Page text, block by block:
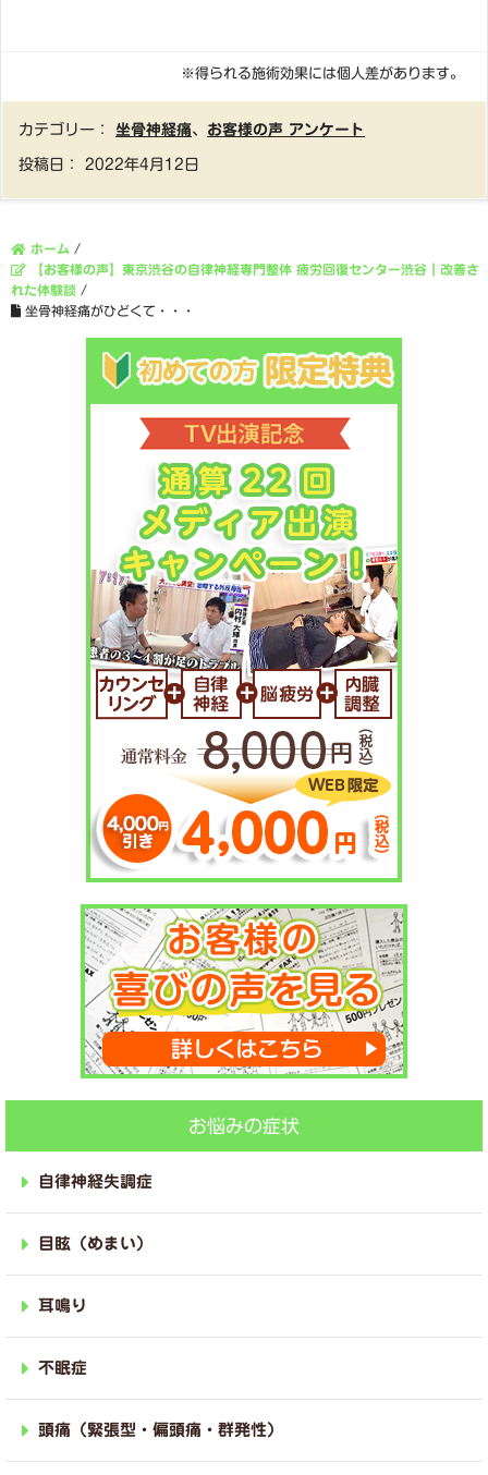
※得られる施術効果には個人差があります。
カテゴリー： 坐骨神経痛、 お客様の声 アンケート
投稿日： 2022年4月12日
ホーム /
【お客様の声】東京渋谷の自律神経専門整体 疲労回復センター渋谷｜改善さ
れた体験談 /
坐骨神経痛がひどくて・・・
お悩みの症状
自律神経失調症
目眩（めまい）
耳鳴り
不眠症
頭痛（緊張型・偏頭痛・群発性）